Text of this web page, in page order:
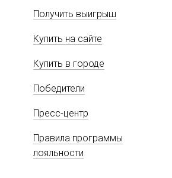
Получить выигрыш
Купить на сайте
Купить в городе
Победители
Пресс-центр
Правила программы
лояльности